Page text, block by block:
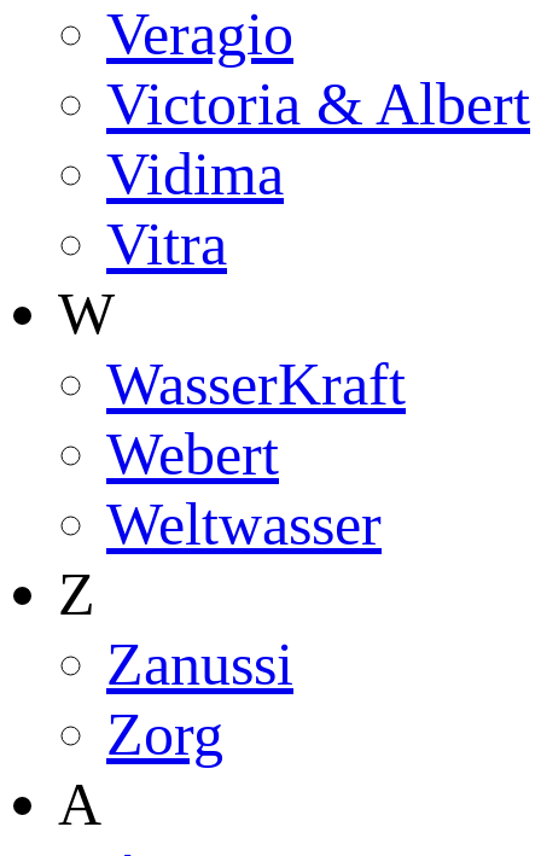
Veragio
Victoria & Albert
Vidima
Vitra
W
WasserKraft
Webert
Weltwasser
Z
Zanussi
Zorg
А